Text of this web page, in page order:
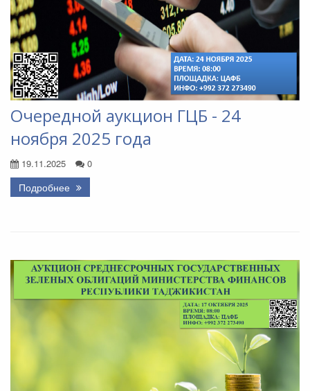
Очередной аукцион ГЦБ - 24
ноября 2025 года
19.11.2025 0
Подробнее